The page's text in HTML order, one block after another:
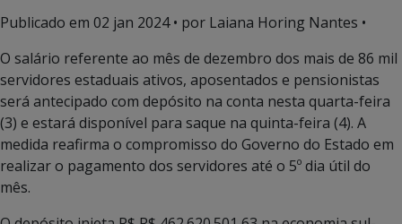
Publicado em 02 jan 2024• por Laiana Horing Nantes •
O salário referente ao mês de dezembro dos mais de 86 mil
servidores estaduais ativos, aposentados e pensionistas
será antecipado com depósito na conta nesta quarta-feira
(3) e estará disponível para saque na quinta-feira (4). A
medida reafirma o compromisso do Governo do Estado em
realizar o pagamento dos servidores até o 5º dia útil do
mês.